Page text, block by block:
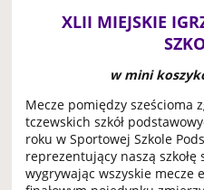
XLII MIEJSKIE
w mini
Mecze pomiędzy sześcioma
tczewskich szkół
roku w Sportowej Szkole
reprezentujący naszą szkołę
wygrywając wszyskie mecze